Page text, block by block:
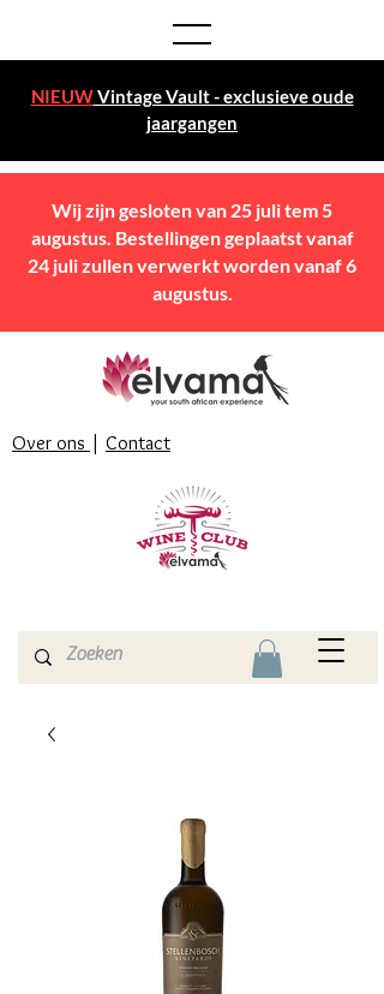
NIEUWVintage Vault - exclusieve oude
jaargangen
Over ons | Contact
Wij zijn gesloten van 25 juli tem 5
augustus. Bestellingen geplaatst vanaf
24 juli zullen verwerkt worden vanaf 6
augustus.